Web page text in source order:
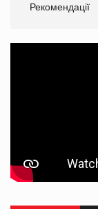
Рекомендації